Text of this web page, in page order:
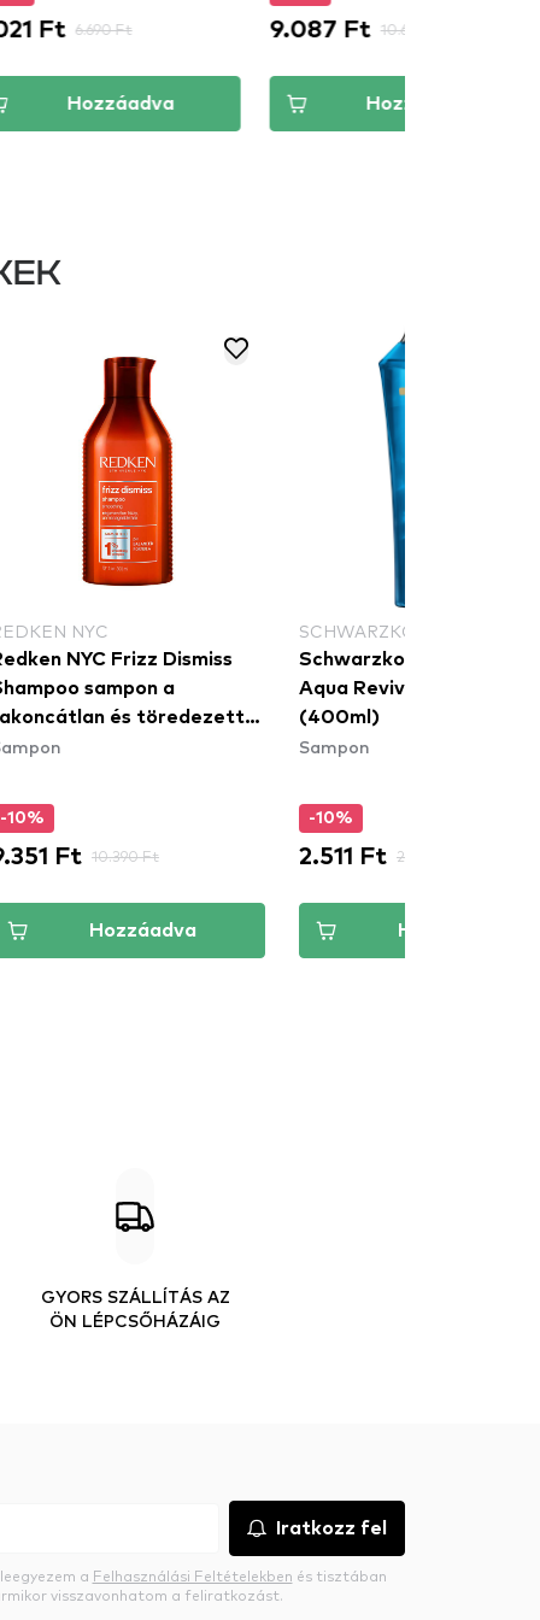
Ft 6.690 Ft
Hozzáadva
9.087 Ft 10.690 Ft
Hozzáadva
NYC
NYC Frizz Dismiss
sampon a
és töredezett
-10%
Ft 10.390 Ft
Hozzáadva
SCHWARZKOPF GLISS
Schwarzkopf Gliss
Aqua Revive Shampoo
(400ml)
Sampon
-10%
2.511 Ft 2.790 Ft
Hozzáadva
GYORS SZÁLLÍTÁS AZ
ÖN LÉPCSŐHÁZÁIG
Iratkozz fel
a Felhasználási Feltételekben és tisztában
visszavonhatom a feliratkozást.